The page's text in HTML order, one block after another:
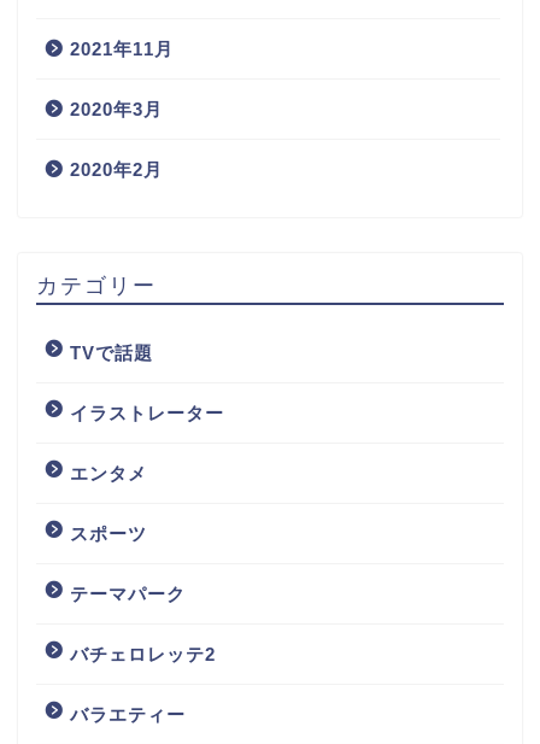
2021年11月
2020年3月
2020年2月
カテゴリー
TVで話題
イラストレーター
エンタメ
スポーツ
テーマパーク
バチェロレッテ2
バラエティー